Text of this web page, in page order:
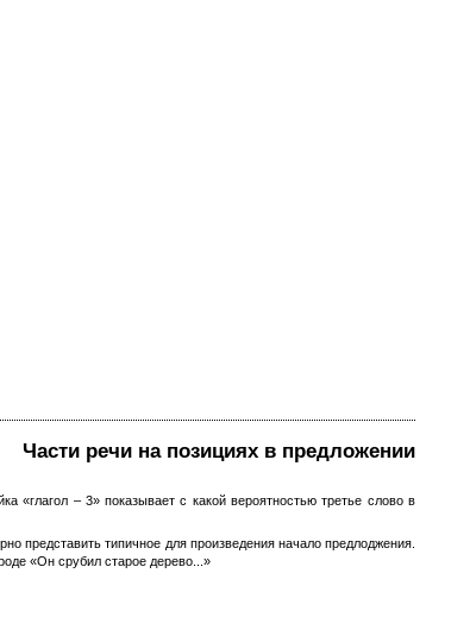
Части речи на позициях в предложении
«глагол – 3» показывает с какой вероятностью третье слово в
типичное для произведения начало предлоджения.
«Он срубил старое дерево...»